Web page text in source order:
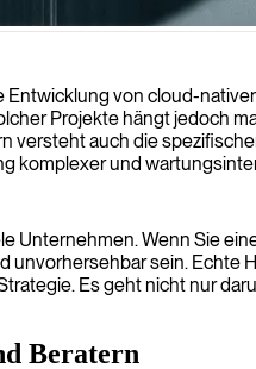
von cloud-
Projekte hängt jedoch
auch die
komplexer und
Unternehmen. Wenn Sie
sein. Echte
Es geht nicht nur
Beratern